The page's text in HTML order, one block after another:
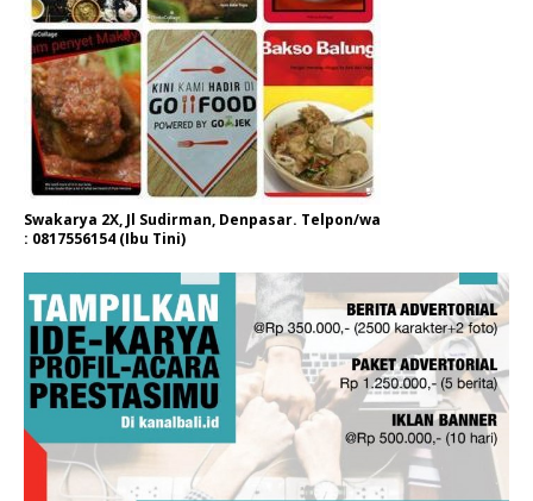
Swakarya 2X, Jl Sudirman, Denpasar. Telpon/wa
: 0817556154 (Ibu Tini)